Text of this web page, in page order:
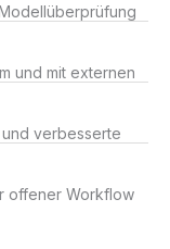
und mit externen
verbesserte
offener Workflow